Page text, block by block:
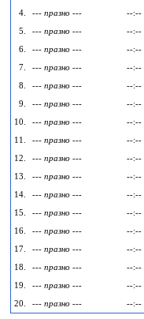
4.
--- празно ---
--:--
5.
--- празно ---
--:--
6.
--- празно ---
--:--
7.
--- празно ---
--:--
8.
--- празно ---
--:--
9.
--- празно ---
--:--
10.
--- празно ---
--:--
11.
--- празно ---
--:--
12.
--- празно ---
--:--
13.
--- празно ---
--:--
14.
--- празно ---
--:--
15.
--- празно ---
--:--
16.
--- празно ---
--:--
17.
--- празно ---
--:--
18.
--- празно ---
--:--
19.
--- празно ---
--:--
20.
--- празно --- --:--